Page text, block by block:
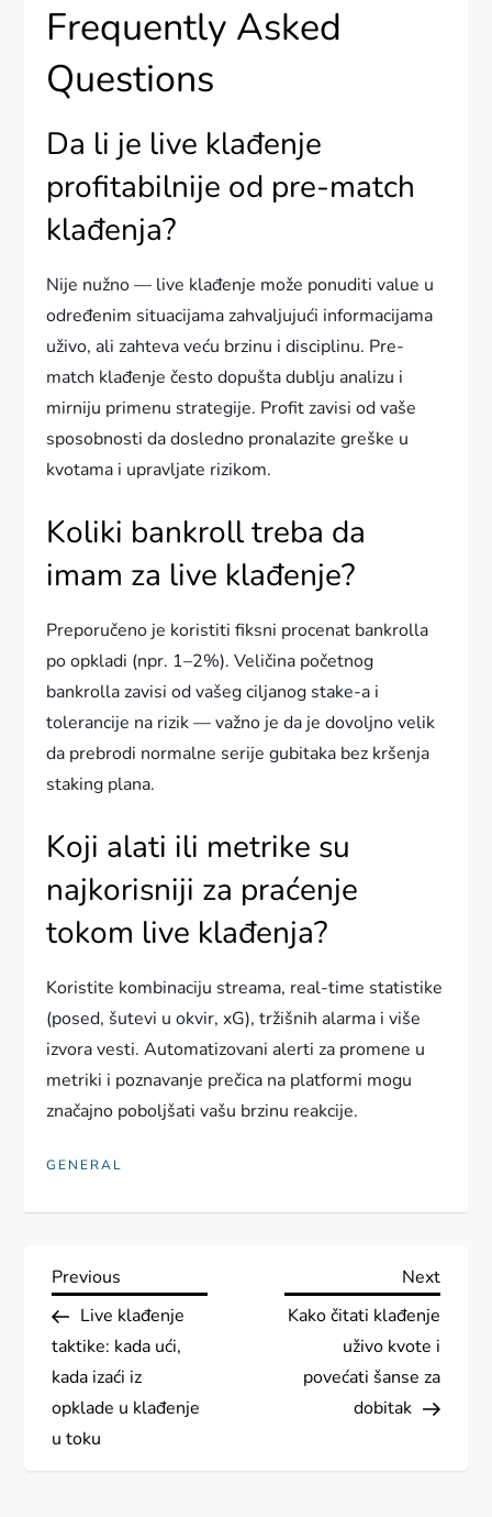
Frequently Asked
Questions
Da li je live klađenje
profitabilnije od pre-match
klađenja?
Nije nužno — live klađenje može ponuditi value u
određenim situacijama zahvaljujući informacijama
uživo, ali zahteva veću brzinu i disciplinu. Pre-
match klađenje često dopušta dublju analizu i
mirniju primenu strategije. Profit zavisi od vaše
sposobnosti da dosledno pronalazite greške u
kvotama i upravljate rizikom.
Koliki bankroll treba da
imam za live klađenje?
Preporučeno je koristiti fiksni procenat bankrolla
po opkladi (npr. 1–2%). Veličina početnog
bankrolla zavisi od vašeg ciljanog stake-a i
tolerancije na rizik — važno je da je dovoljno velik
da prebrodi normalne serije gubitaka bez kršenja
staking plana.
Koji alati ili metrike su
najkorisniji za praćenje
tokom live klađenja?
Koristite kombinaciju streama, real-time statistike
(posed, šutevi u okvir, xG), tržišnih alarma i više
izvora vesti. Automatizovani alerti za promene u
metriki i poznavanje prečica na platformi mogu
značajno poboljšati vašu brzinu reakcije.
GENERAL
P
o
s
t
Previous
Post
Previous
Live klađenje
taktike: kada ući,
kada izaći iz
opklade u klađenje
u toku
Next
Next
Kako čitati klađenje
uživo kvote i
povećati šanse za
dobitak